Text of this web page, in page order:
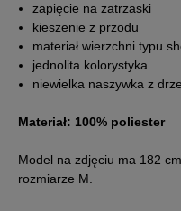
zapięcie na zatrzaski
kieszenie z przodu
materiał wierzchni typu
jednolita kolorystyka
niewielka naszywka z
Materiał: 100% poliester
Model na zdjęciu ma 182
rozmiarze M.